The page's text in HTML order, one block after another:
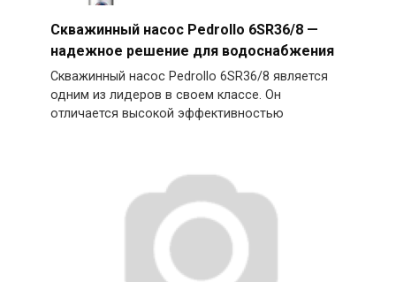
Скважинный насос Pedrollo 6SR36/8 —
надежное решение для водоснабжения
Скважинный насос Pedrollo 6SR36/8 является
одним из лидеров в своем классе. Он
отличается высокой эффективностью